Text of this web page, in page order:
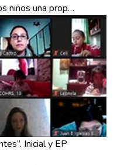
niños una prop…
Inicial y EP